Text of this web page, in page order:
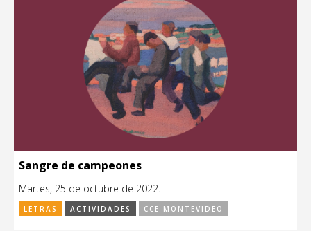
Sangre de campeones
Martes, 25 de octubre de 2022.
LETRAS ACTIVIDADES CCE MONTEVIDEO